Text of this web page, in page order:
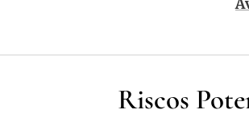
♨️ Riscos